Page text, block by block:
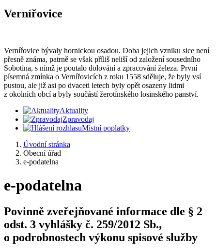
Vernířovice
Vernířovice bývaly hornickou osadou. Doba jejich vzniku sice není
přesně známa, patrně se však příliš neliší od založení sousedního
Sobotína, s nímž je poutalo dolování a zpracování železa. První
písemná zmínka o Vernířovicích z roku 1558 sděluje, že byly vsí
pustou, ale již asi po dvaceti letech byly opět osazeny lidmi
z okolních obcí a byly součástí žerotínského losinského panství.
Aktuality
Zpravodaj
Místní poplatky
Úvodní stránka
Obecní úřad
e-podatelna
e-podatelna
Povinně zveřejňované informace dle § 2
odst. 3 vyhlášky č. 259/2012 Sb.,
o podrobnostech výkonu spisové služby